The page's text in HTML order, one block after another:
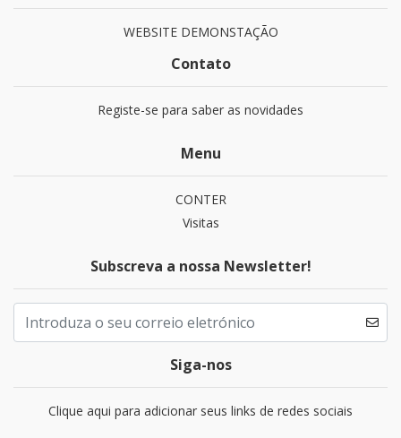
WEBSITE DEMONSTAÇÃO
Contato
Registe-se para saber as novidades
Menu
CONTER
Visitas
Subscreva a nossa Newsletter!
Siga-nos
Clique aqui para adicionar seus links de redes sociais